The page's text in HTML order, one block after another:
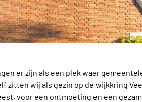
er zijn als een plek waar
zitten wij als gezin op de wijkkring
voor een ontmoeting en een